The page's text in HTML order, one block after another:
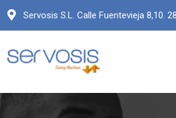
Przejdź
do
Servosis S.L. Calle Fuentevieja 8,10.